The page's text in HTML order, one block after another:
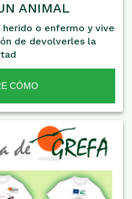
ANIMAL
herido o enfermo y vive
de devolverles la
CÓMO